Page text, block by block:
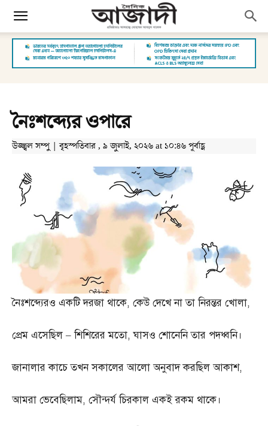
নৈঃশব্দ্যের ওপারে
উজ্জ্বল সম্পু | বৃহস্পতিবার , ৯ জুলাই, ২০২৬ at ১০:৪৬ পূর্বাহ্ণ
নৈঃশব্দ্যেরও একটি দরজা থাকে, কেউ দেখে না তা নিরন্তর খোলা,
প্রেম এসেছিল –শিশিরের মতো,ঘাসও শোনেনি তার পদধ্বনি।
জানালার কাচে তখন সকালের আলো অনুবাদ করছিল আকাশ,
আমরা ভেবেছিলাম, সৌন্দর্য চিরকাল একই রকম থাকে।